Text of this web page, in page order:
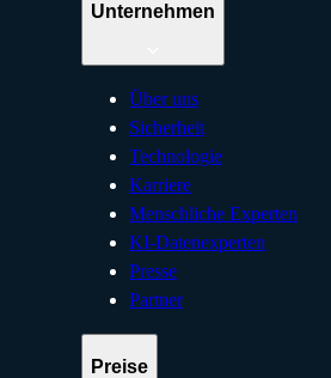
Unternehmen
Über uns
Sicherheit
Technologie
Karriere
Menschliche Experten
KI-Datenexperten
Presse
Partner
Preise